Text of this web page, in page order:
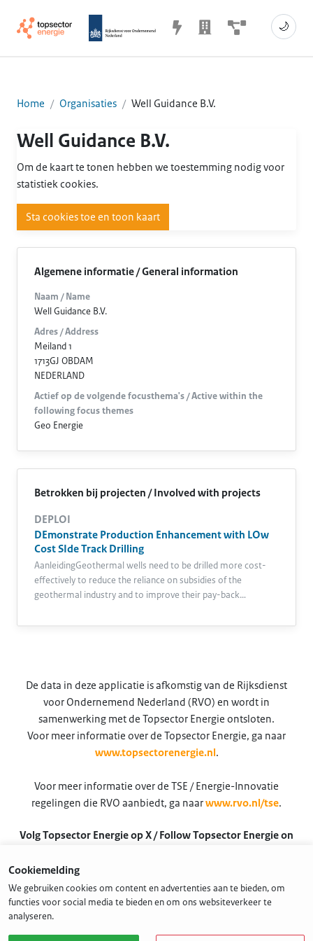
🌙
Home Organisaties Well Guidance B.V.
Well Guidance B.V.
Om de kaart te tonen hebben we toestemming nodig voor
statistiek cookies.
Sta cookies toe en toon kaart
Algemene informatie / General information
Naam / Name
Well Guidance B.V.
Adres / Address
Meiland 1
1713GJ OBDAM
NEDERLAND
Actief op de volgende focusthema's / Active within the
following focus themes
Geo Energie
Betrokken bij projecten / Involved with projects
DEPLOI
DEmonstrate Production Enhancement with LOw
Cost SIde Track Drilling
AanleidingGeothermal wells need to be drilled more cost-
effectively to reduce the reliance on subsidies of the
geothermal industry and to improve their pay-back…
De data in deze applicatie is afkomstig van de Rijksdienst
voor Ondernemend Nederland (RVO) en wordt in
samenwerking met de Topsector Energie ontsloten.
Voor meer informatie over de Topsector Energie, ga naar
www.topsectorenergie.nl .
Voor meer informatie over de TSE / Energie-Innovatie
regelingen die RVO aanbiedt, ga naarwww.rvo.nl/tse.
Volg Topsector Energie op X / Follow Topsector Energie on
Cookiemelding
We gebruiken cookies om content en advertenties aan te bieden, om
functies voor social media te bieden en om ons websiteverkeer te
analyseren.